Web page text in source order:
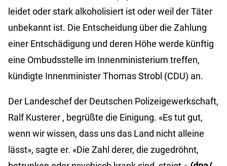
leidet oder stark alkoholisiert ist oder weil der Täter
unbekannt ist. Die Entscheidung über die Zahlung
einer Entschädigung und deren Höhe werde künftig
eine Ombudsstelle im Innenministerium treffen,
kündigte Innenminister Thomas Strobl (CDU) an.
Der Landeschef der Deutschen Polizeigewerkschaft,
RalfKusterer , begrüßte die Einigung. «Es tut gut,
wenn wir wissen, dass uns das Land nicht alleine
lässt», sagte er. «Die Zahl derer, die zugedröhnt,